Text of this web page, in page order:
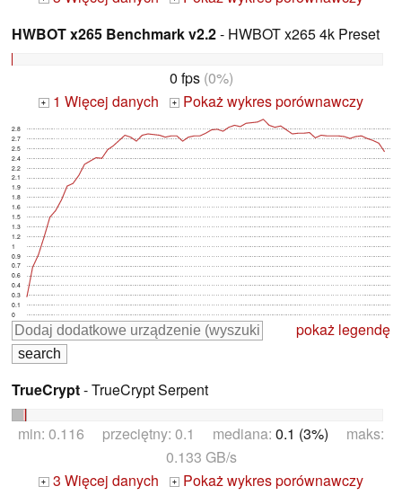
HWBOT x265 Benchmark v2.2- HWBOT x265 4k Preset
0 fps(0%)
+ 1 Więcej danych + Pokaż wykres porównawczy
0
0.1
0.3
0.4
0.6
0.7
0.9
1
1.2
1.3
1.5
1.6
1.8
1.9
2.1
2.2
2.4
2.5
2.7
2.8
pokaż legendę
TrueCrypt- TrueCrypt Serpent
min: 0.116 przeciętny: 0.1 mediana: 0.1 (3%) maks:
0.133 GB/s
+ 3 Więcej danych +
Pokaż wykres porównawczy